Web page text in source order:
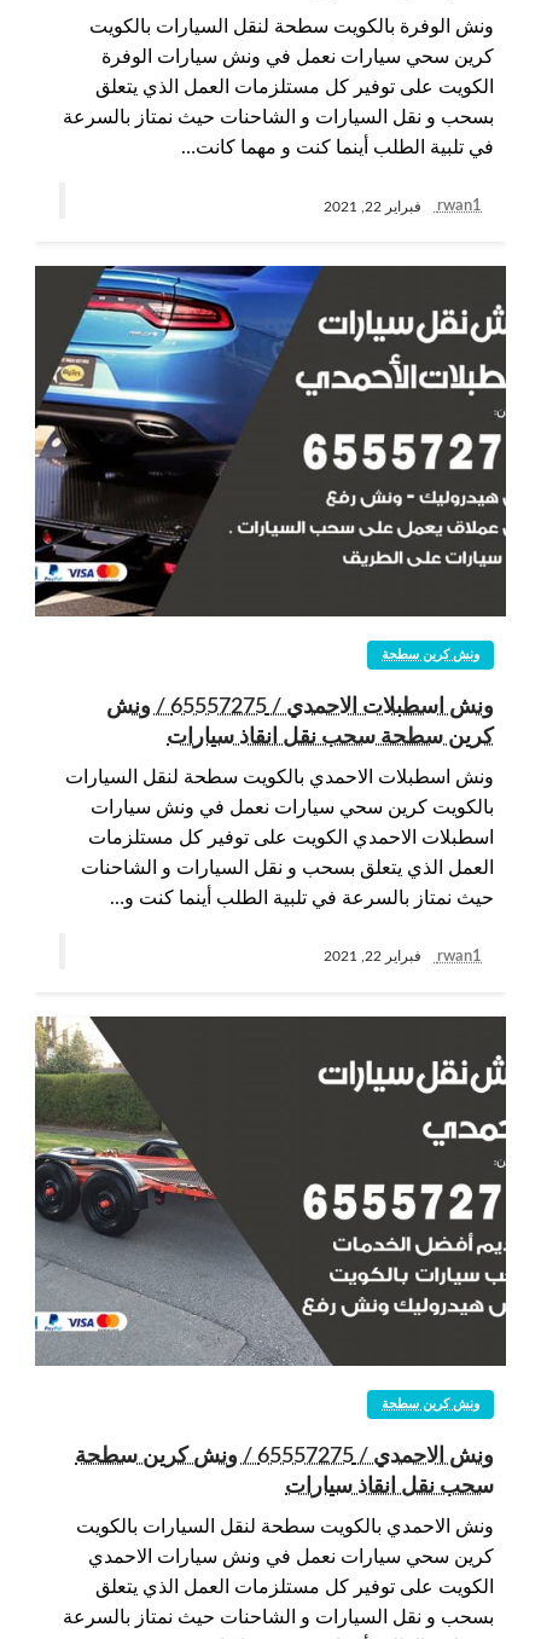
ونش الوفرة بالكويت سطحة لنقل السيارات بالكويت
كرين سحي سيارات نعمل في ونش سيارات الوفرة
الكويت على توفير كل مستلزمات العمل الذي يتعلق
بسحب و نقل السيارات و الشاحنات حيث نمتاز بالسرعة
في تلبية الطلب أينما كنت و مهما كانت…
rwan1 فبراير 22, 2021
ونش كرين سطحة
ونش اسطبلات الاحمدي / 65557275 / ونش
كرين سطحة سحب نقل انقاذ سيارات
ونش اسطبلات الاحمدي بالكويت سطحة لنقل السيارات
بالكويت كرين سحي سيارات نعمل في ونش سيارات
اسطبلات الاحمدي الكويت على توفير كل مستلزمات
العمل الذي يتعلق بسحب و نقل السيارات و الشاحنات
حيث نمتاز بالسرعة في تلبية الطلب أينما كنت و…
rwan1 فبراير 22, 2021
ونش كرين سطحة
ونش الاحمدي / 65557275 / ونش كرين سطحة
سحب نقل انقاذ سيارات
ونش الاحمدي بالكويت سطحة لنقل السيارات بالكويت
كرين سحي سيارات نعمل في ونش سيارات الاحمدي
الكويت على توفير كل مستلزمات العمل الذي يتعلق
بسحب و نقل السيارات و الشاحنات حيث نمتاز بالسرعة